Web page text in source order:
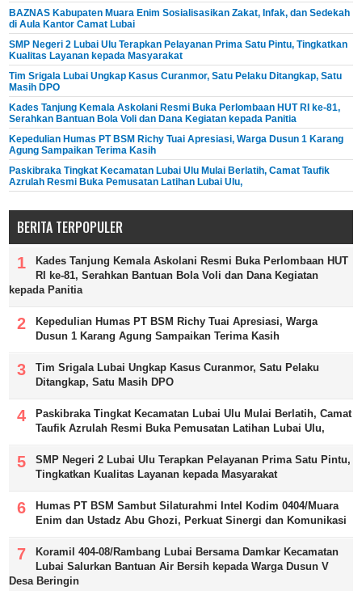
BAZNAS Kabupaten Muara Enim Sosialisasikan Zakat, Infak, dan Sedekah
di Aula Kantor Camat Lubai
SMP Negeri 2 Lubai Ulu Terapkan Pelayanan Prima Satu Pintu, Tingkatkan
Kualitas Layanan kepada Masyarakat
Tim Srigala Lubai Ungkap Kasus Curanmor, Satu Pelaku Ditangkap, Satu
Masih DPO
Kades Tanjung Kemala Askolani Resmi Buka Perlombaan HUT RI ke-81,
Serahkan Bantuan Bola Voli dan Dana Kegiatan kepada Panitia
Kepedulian Humas PT BSM Richy Tuai Apresiasi, Warga Dusun 1 Karang
Agung Sampaikan Terima Kasih
Paskibraka Tingkat Kecamatan Lubai Ulu Mulai Berlatih, Camat Taufik
Azrulah Resmi Buka Pemusatan Latihan Lubai Ulu,
BERITA TERPOPULER
Kades Tanjung Kemala Askolani Resmi Buka Perlombaan HUT
RI ke-81, Serahkan Bantuan Bola Voli dan Dana Kegiatan
kepada Panitia
Kepedulian Humas PT BSM Richy Tuai Apresiasi, Warga
Dusun 1 Karang Agung Sampaikan Terima Kasih
Tim Srigala Lubai Ungkap Kasus Curanmor, Satu Pelaku
Ditangkap, Satu Masih DPO
Paskibraka Tingkat Kecamatan Lubai Ulu Mulai Berlatih, Camat
Taufik Azrulah Resmi Buka Pemusatan Latihan Lubai Ulu,
SMP Negeri 2 Lubai Ulu Terapkan Pelayanan Prima Satu Pintu,
Tingkatkan Kualitas Layanan kepada Masyarakat
Humas PT BSM Sambut Silaturahmi Intel Kodim 0404/Muara
Enim dan Ustadz Abu Ghozi, Perkuat Sinergi dan Komunikasi
Koramil 404-08/Rambang Lubai Bersama Damkar Kecamatan
Lubai Salurkan Bantuan Air Bersih kepada Warga Dusun V
Desa Beringin